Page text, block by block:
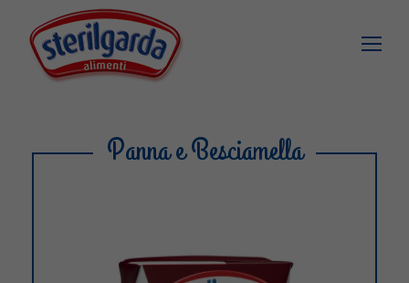
Panna e Besciamella